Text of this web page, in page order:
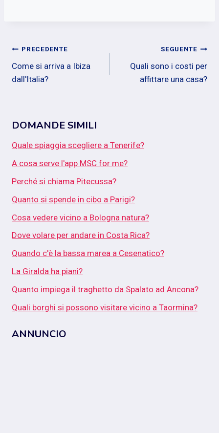
Navigazione
articoli
PRECEDENTE
Come si arriva a Ibiza
dall'Italia?
SEGUENTE
Quali sono i costi per
affittare una casa?
DOMANDE SIMILI
Quale spiaggia scegliere a Tenerife?
A cosa serve l'app MSC for me?
Perché si chiama Pitecussa?
Quanto si spende in cibo a Parigi?
Cosa vedere vicino a Bologna natura?
Dove volare per andare in Costa Rica?
Quando c'è la bassa marea a Cesenatico?
La Giralda ha piani?
Quanto impiega il traghetto da Spalato ad Ancona?
Quali borghi si possono visitare vicino a Taormina?
ANNUNCIO